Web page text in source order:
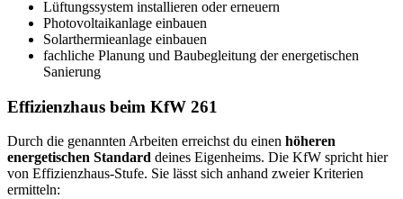
Lüftungssystem installieren oder erneuern
Photovoltaikanlage einbauen
Solarthermieanlage einbauen
fachliche Planung und Baubegleitung der energetischen
Sanierung
Effizienzhaus beim KfW 261
Durch die genannten Arbeiten erreichst du einen höheren
energetischen Standard deines Eigenheims. Die KfW spricht hier
von Effizienzhaus-Stufe. Sie lässt sich anhand zweier Kriterien
ermitteln: